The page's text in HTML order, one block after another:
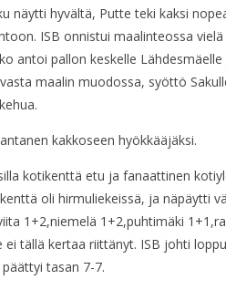
näytti hyvältä, Putte teki kaksi
ISB onnistui maalinteossa
antoi pallon keskelle
maalin muodossa, syöttö
kakkoseen hyökkääjäksi.
kotikenttä etu ja fanaattinen
oli hirmuliekeissä, ja näpäytti
1+2,niemelä 1+2,puhtimäki
tällä kertaa riittänyt. ISB johti
tasan 7-7.